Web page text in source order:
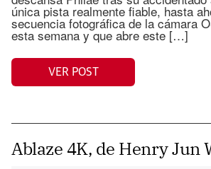
única pista realmente fiable, hasta
secuencia fotográfica de la cámara
esta semana y que abre este […]
VER POST
Ablaze 4K, de Henry Jun